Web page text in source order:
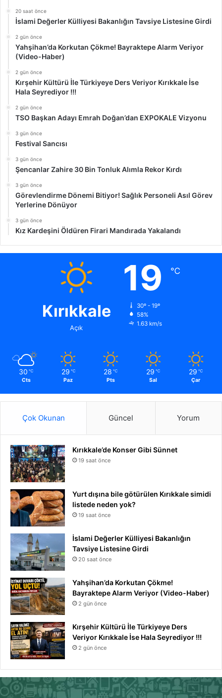
20 saat önce
İslami Değerler Külliyesi Bakanlığın Tavsiye Listesine Girdi
2 gün önce
Yahşihan’da Korkutan Çökme! Bayraktepe Alarm Veriyor
(Video-Haber)
2 gün önce
Kırşehir Kültürü İle Türkiyeye Ders Veriyor Kırıkkale İse
Hala Seyrediyor !!!
2 gün önce
TSO Başkan Adayı Emrah Doğan’dan EXPOKALE Vizyonu
3 gün önce
Festival Sancısı
3 gün önce
Şencanlar Zahire 30 Bin Tonluk Alımla Rekor Kırdı
3 gün önce
Görevlendirme Dönemi Bitiyor! Sağlık Personeli Asıl Görev
Yerlerine Dönüyor
3 gün önce
Kız Kardeşini Öldüren Firari Mandırada Yakalandı
Kırıkkale
Açık
19 ℃
30º - 19º
58%
1.63 km/s
30 ℃
Cts
29 ℃
Paz
28 ℃
Pts
29 ℃
Sal
29 ℃
Çar
Çok Okunan Güncel Yorum
Kırıkkale’de Konser Gibi Sünnet
19 saat önce
Yurt dışına bile götürülen Kırıkkale simidi
listede neden yok?
19 saat önce
İslami Değerler Külliyesi Bakanlığın
Tavsiye Listesine Girdi
20 saat önce
Yahşihan’da Korkutan Çökme!
Bayraktepe Alarm Veriyor (Video-Haber)
2 gün önce
Kırşehir Kültürü İle Türkiyeye Ders
Veriyor Kırıkkale İse Hala Seyrediyor !!!
2 gün önce